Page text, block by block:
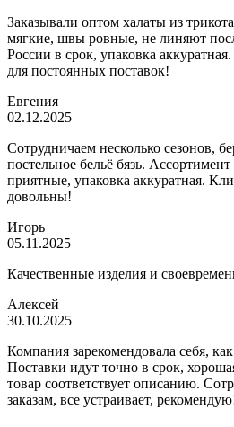
Заказывали оптом халаты из
мягкие, швы ровные, не линяют
России в срок, упаковка
для постоянных поставок!
Евгения
02.12.2025
Сотрудничаем несколько сезонов,
постельное бельё бязь.
приятные, упаковка аккуратная.
довольны!
Игорь
05.11.2025
Качественные изделия и
Алексей
30.10.2025
Компания зарекомендовала себя,
Поставки идут точно в срок,
товар соответствует описанию.
заказам, все устраивает,